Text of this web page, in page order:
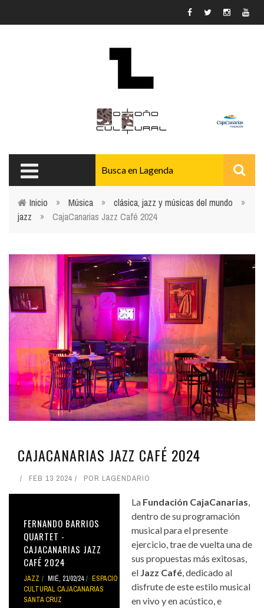
Usted está aquí
Inicio » Música » clásica, jazz y músicas del mundo
»
jazz
» CajaCanarias Jazz Café 2024
CAJACANARIAS JAZZ CAFÉ 2024
FEB 13 2024 POR LAGENDARIO
FERNANDO BARRIOS
QUARTET -
CAJACANARIAS JAZZ
CAFÉ 2024
JAZZ MIÉ, 21/02/24
ESPACIO
CULTURAL CAJACANARIAS
SANTA CRUZ
La Fundación CajaCanarias,
dentro de su programación
musical para el presente
ejercicio, trae de vuelta una de
sus propuestas más exitosas,
el Jazz Café, dedicado al
disfrute de este estilo musical
en vivo y en acústico, e